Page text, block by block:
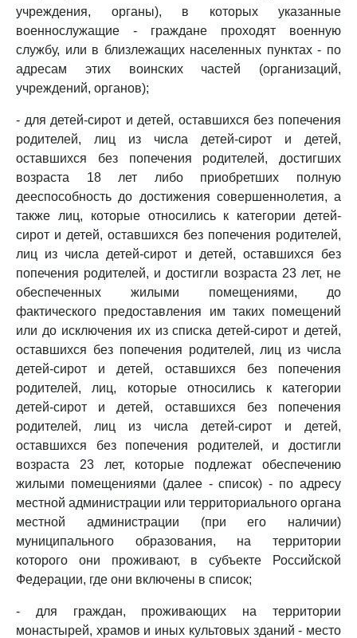
учреждения, органы), в которых указанные
военнослужащие - граждане проходят военную
службу, или в близлежащих населенных пунктах - по
адресам этих воинских частей (организаций,
учреждений, органов);
- для детей-сирот и детей, оставшихся без попечения
родителей, лиц из числа детей-сирот и детей,
оставшихся без попечения родителей, достигших
возраста 18 лет либо приобретших полную
дееспособность до достижения совершеннолетия, а
также лиц, которые относились к категории детей-
сирот и детей, оставшихся без попечения родителей,
лиц из числа детей-сирот и детей, оставшихся без
попечения родителей, и достигли возраста 23 лет, не
обеспеченных жилыми помещениями, до
фактического предоставления им таких помещений
или до исключения их из списка детей-сирот и детей,
оставшихся без попечения родителей, лиц из числа
детей-сирот и детей, оставшихся без попечения
родителей, лиц, которые относились к категории
детей-сирот и детей, оставшихся без попечения
родителей, лиц из числа детей-сирот и детей,
оставшихся без попечения родителей, и достигли
возраста 23 лет, которые подлежат обеспечению
жилыми помещениями (далее - список) - по адресу
местной администрации или территориального органа
местной администрации (при его наличии)
муниципального образования, на территории
которого они проживают, в субъекте Российской
Федерации, где они включены в список;
- для граждан, проживающих на территории
монастырей, храмов и иных культовых зданий - место